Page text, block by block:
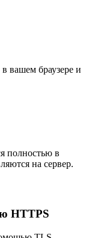
вашем браузере и
полностью в
на сервер.
HTTPS